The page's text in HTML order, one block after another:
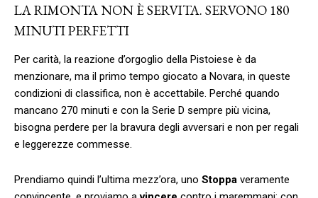
LA RIMONTA NON È SERVITA. SERVONO 180
MINUTI PERFETTI
Per carità, la reazione d’orgoglio della Pistoiese è da
menzionare, ma il primo tempo giocato a Novara, in queste
condizioni di classifica, non è accettabile. Perché quando
mancano 270 minuti e con la Serie D sempre più vicina,
bisogna perdere per la bravura degli avversari e non per regali
e leggerezze commesse.
Prendiamo quindi l’ultima mezz’ora, uno Stoppa veramente